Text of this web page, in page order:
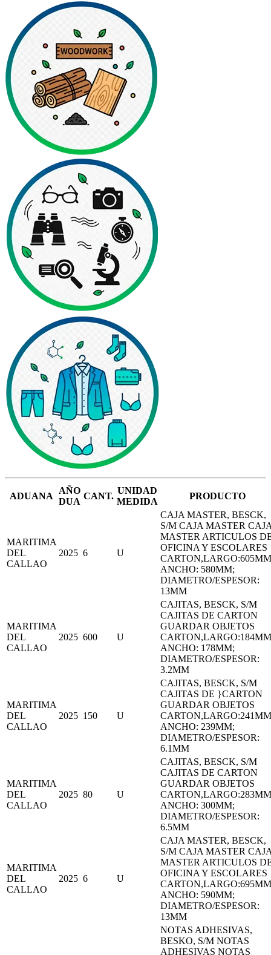
ADUANA
AÑO
DUA
CANT.
UNIDAD
MEDIDA
PRODUCTO
MARITIMA
DEL
CALLAO
2025 6 U
CAJA MASTER, BESCK,
S/M CAJA MASTER
MASTER ARTICULOS
OFICINA Y ESCOLARES
ANCHO: 580MM;
DIAMETRO/ESPESOR:
13MM
MARITIMA
DEL
CALLAO
2025 600 U
CAJITAS, BESCK, S/M
CAJITAS DE CARTON
GUARDAR OBJETOS
ANCHO: 178MM;
DIAMETRO/ESPESOR:
3.2MM
MARITIMA
DEL
CALLAO
2025 150 U
CAJITAS, BESCK, S/M
CAJITAS DE }CARTON
GUARDAR OBJETOS
ANCHO: 239MM;
DIAMETRO/ESPESOR:
6.1MM
MARITIMA
DEL
CALLAO
2025 80 U
CAJITAS, BESCK, S/M
CAJITAS DE CARTON
GUARDAR OBJETOS
ANCHO: 300MM;
DIAMETRO/ESPESOR:
6.5MM
MARITIMA
DEL
CALLAO
2025 6 U
CAJA MASTER, BESCK,
S/M CAJA MASTER
MASTER ARTICULOS
OFICINA Y ESCOLARES
ANCHO: 590MM;
DIAMETRO/ESPESOR:
13MM
NOTAS ADHESIVAS,
BESKO, S/M NOTAS
ADHESIVAS NOTAS